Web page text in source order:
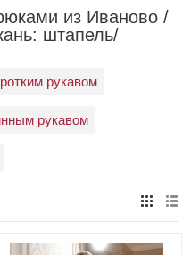
из Иваново /
штапель/
рукавом
рукавом